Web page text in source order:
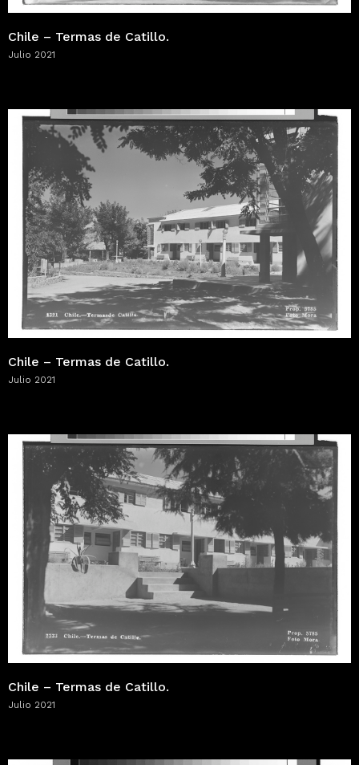
Chile – Termas de Catillo.
Julio 2021
Chile – Termas de Catillo.
Julio 2021
Chile – Termas de Catillo.
Julio 2021